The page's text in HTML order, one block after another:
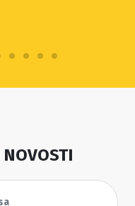
NOVOSTI